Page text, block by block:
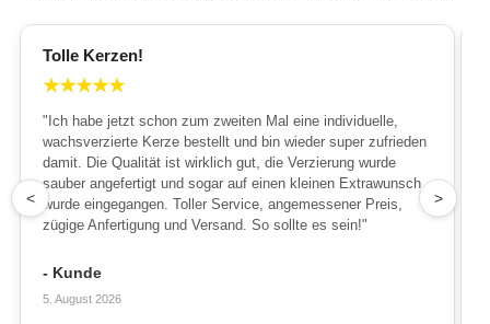
Tolle Kerzen!
★★★★★
"Ich habe jetzt schon zum zweiten Mal eine individuelle,
wachsverzierte Kerze bestellt und bin wieder super zufrieden
damit. Die Qualität ist wirklich gut, die Verzierung wurde
sauber angefertigt und sogar auf einen kleinen Extrawunsch
wurde eingegangen. Toller Service, angemessener Preis,
zügige Anfertigung und Versand. So sollte es sein!"
- Kunde
5. August 2026
< >